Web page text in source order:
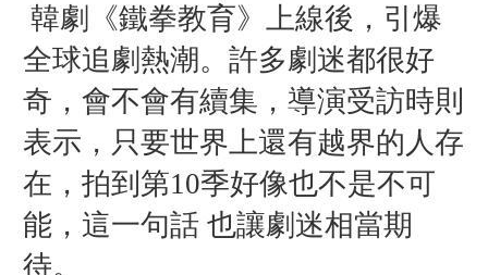
韓劇《鐵拳教育》上線後，引爆
全球追劇熱潮。許多劇迷都很好
奇，會不會有續集，導演受訪時則
表示，只要世界上還有越界的人存
在，拍到第10季好像也不是不可
能，這一句話 也讓劇迷相當期
待。